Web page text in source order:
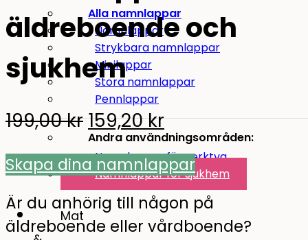
Alla namnlappar
Namnlappar
Strykbara namnlappar
Minilappar
Stora namnlappar
Pennlappar
Andra användningsområden:
Namnlappar för verktyg
Namnlappar för sjukhem
Mat
äldreboende och
sjukhem
199,00krOriginal
price
was:
199,00 kr.
159,20krCurrent
price
is:
159,20 kr.
Skapa dina namnlappar
Är du anhörig till någon på
äldreboende eller vårdboende?